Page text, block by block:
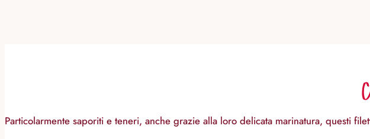
Particolarmente saporiti e teneri, anche grazie alla loro delicata marinatura, questi